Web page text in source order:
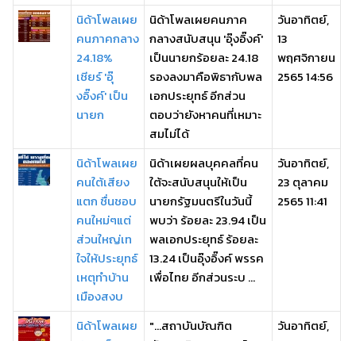
นิด้าโพลเผย
คนภาคกลาง
24.18%
เชียร์ 'อุ๊
งอิ๊งค์' เป็น
นายก
นิด้าโพลเผยคนภาค
กลางสนับสนุน 'อุ๊งอิ๊งค์'
เป็นนายกร้อยละ 24.18
รองลงมาคือพิธากับพล
เอกประยุทธ์ อีกส่วน
ตอบว่ายังหาคนที่เหมาะ
สมไม่ได้
วันอาทิตย์,
13
พฤศจิกายน
2565 14:56
นิด้าโพลเผย
คนใต้เสียง
แตก ชื่นชอบ
คนใหม่ๆแต่
ส่วนใหญ่เท
ใจให้ประยุทธ์
เหตุทำบ้าน
เมืองสงบ
นิด้าเผยผลบุคคลที่คน
ใต้จะสนับสนุนให้เป็น
นายกรัฐมนตรีในวันนี้
พบว่า ร้อยละ 23.94 เป็น
พลเอกประยุทธ์ ร้อยละ
13.24 เป็นอุ๊งอิ๊งค์ พรรค
เพื่อไทย อีกส่วนระบ ...
วันอาทิตย์,
23 ตุลาคม
2565 11:41
นิด้าโพลเผย
"...สถาบันบัณฑิต
วันอาทิตย์,